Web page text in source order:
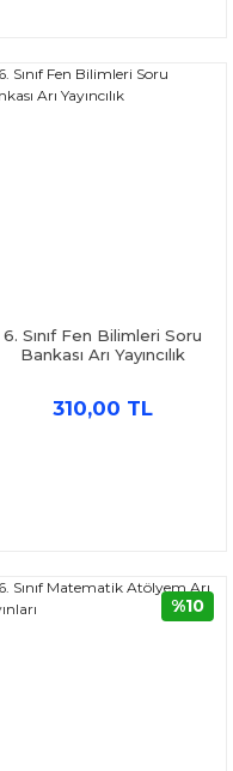
6. Sınıf Fen Bilimleri Soru
Bankası Arı Yayıncılık
310,00 TL
%10